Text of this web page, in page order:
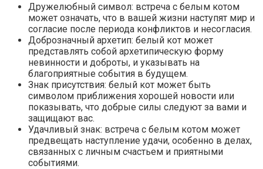
Дружелюбный символ: встреча с белым котом
может означать, что в вашей жизни наступят мир и
согласие после периода конфликтов и несогласия.
Доброзначный архетип: белый кот может
представлять собой архетипическую форму
невинности и доброты, и указывать на
благоприятные события в будущем.
Знак присутствия: белый кот может быть
символом приближения хорошей новости или
показывать, что добрые силы следуют за вами и
защищают вас.
Удачливый знак: встреча с белым котом может
предвещать наступление удачи, особенно в делах,
связанных с личным счастьем и приятными
событиями.